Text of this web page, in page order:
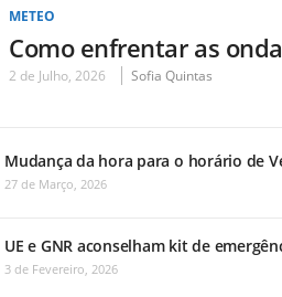
METEO
Como enfrentar as
2 de Julho, 2026 Sofia Quintas
Mudança da hora para o horário de
27 de Março, 2026
UE e GNR aconselham kit de
3 de Fevereiro, 2026